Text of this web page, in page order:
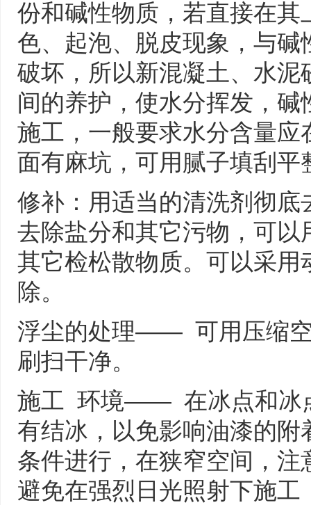
份和碱性物质，若直接在
色、起泡、脱皮现象，与
破坏，所以新混凝土、水
间的养护，使水分挥发，
施工，一般要求水分含量
面有麻坑，可用腻子填刮平
修补：用适当的清洗剂彻
去除盐分和其它污物，可
其它检松散物质。可以采
除。
浮尘的处理—— 可用压缩
刷扫干净。
施工 环境—— 在冰点和冰
有结冰，以免影响油漆的
条件进行，在狭窄空间，
避免在强烈日光照射下施